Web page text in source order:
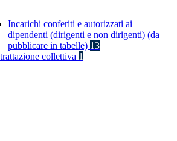
Incarichi conferiti e autorizzati ai
dipendenti (dirigenti e non dirigenti) (da
pubblicare in tabelle) 13
collettiva 1